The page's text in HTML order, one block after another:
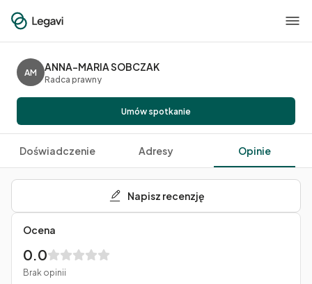
AM ANNA-MARIA SOBCZAK
Radca prawny
Umów spotkanie
Doświadczenie Adresy Opinie
Napisz recenzję
Ocena
0.0
Brak opinii